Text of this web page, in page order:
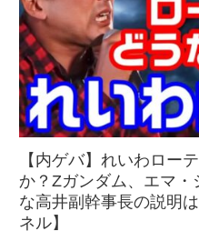
【内ゲバ】れいわロー
か？Zガンダム、エマ
な高井副幹事長の説明
ネル】